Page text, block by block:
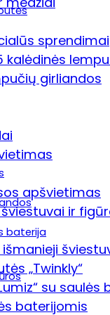
sprendimai
kalėdinės
girliandos
apšvietimas
šviestuvai ir
„Twinkly“
su saulės
baterijomis
baterija